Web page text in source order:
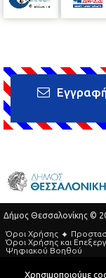
Δήμος Θεσσαλονίκης ©
Όροι Χρήσης
Όροι Xρήσης και
Ψηφιακού Βοηθού
Τηλεφωνικός Κατάλογος
Χρησιμοποιούμε